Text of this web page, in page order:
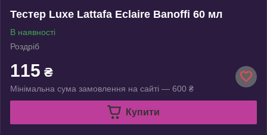
Тестер Luxe Lattafa Eclaire Banoffi 60 мл
В наявності
Роздріб
115 ₴
Мінімальна сума замовлення на сайті — 600 ₴
Купити